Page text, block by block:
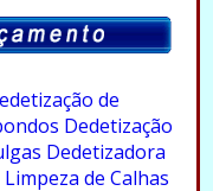
de
Dedetização
Dedetizadora
Limpeza de Calhas